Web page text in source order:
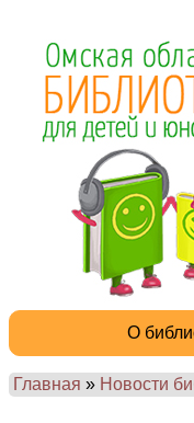
О
Главная » Новости